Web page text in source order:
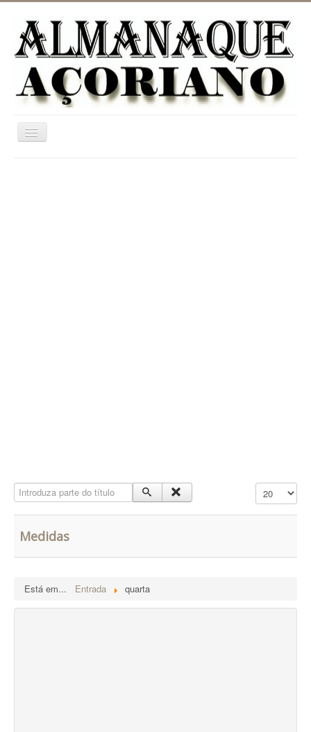
Ativar/Desativar
navegação
Introduza parte do título Qtd. a
Medidas
Está em... Entrada quarta